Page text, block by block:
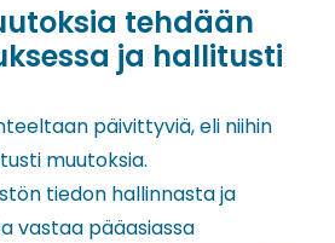
tehdään
ja hallitusti
päivittyviä, eli niihin
muutoksia.
tiedon hallinnasta ja
vastaa pääasiassa